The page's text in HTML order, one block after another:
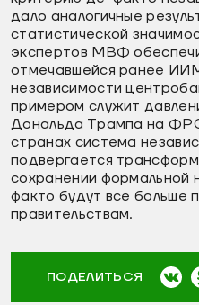
дало аналогичные
статистической
экспертов МВФ
отмечавшейся ранее
независимости
примером служит
Дональда Трампа на
странах система
подвергается
сохранении формальной
факто будут все больше
правительствам.
ПОДЕЛИТЬСЯ